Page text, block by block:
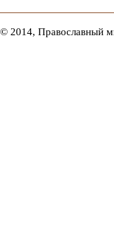
© 2014, Православный